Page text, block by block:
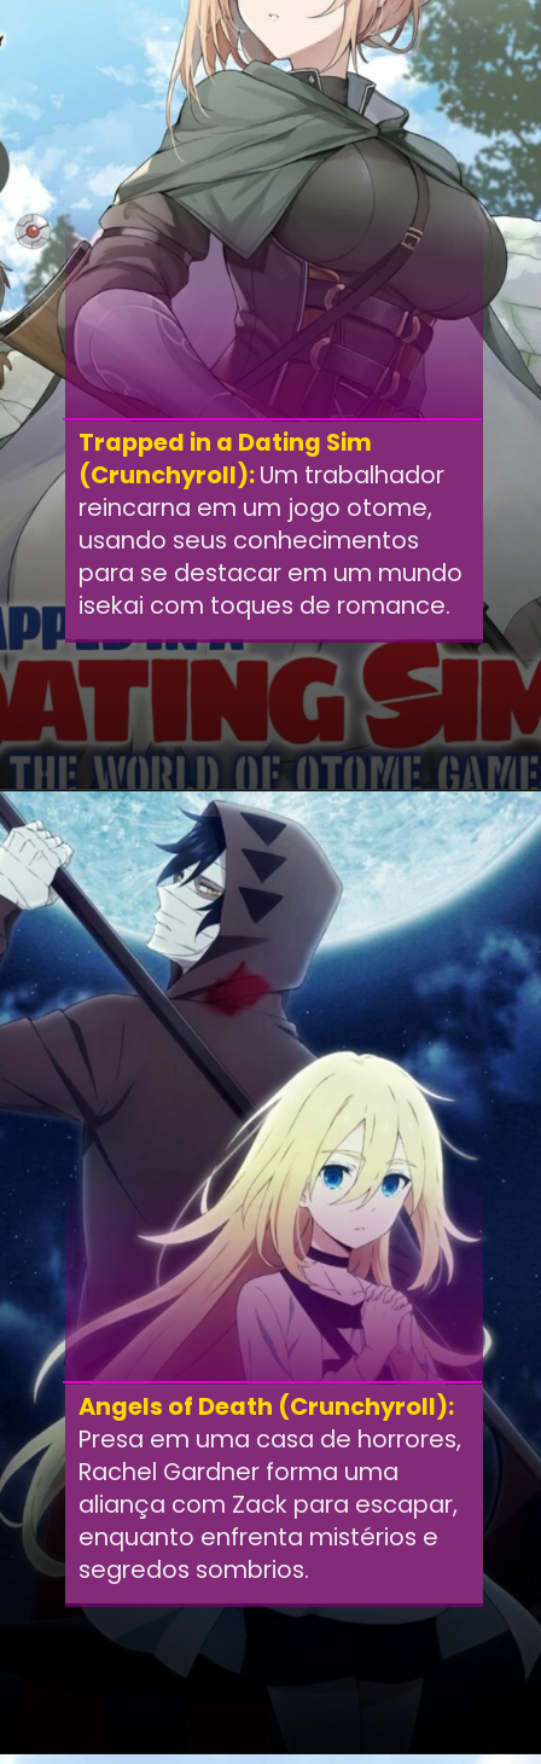
Trapped in a Dating Sim
(Crunchyroll):Um trabalhador
reincarna em um jogo otome,
usando seus conhecimentos
para se destacar em um mundo
isekai com toques de romance.
Angels of Death (Crunchyroll):
Presa em uma casa de horrores,
Rachel Gardner forma uma
aliança com Zack para escapar,
enquanto enfrenta mistérios e
segredos sombrios.